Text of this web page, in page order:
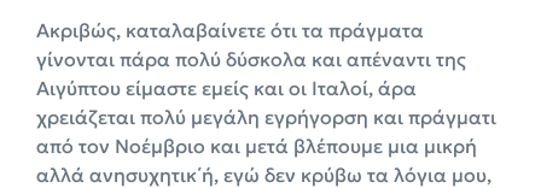
Ακριβώς, καταλαβαίνετε ότι τα πράγματα
γίνονται πάρα πολύ δύσκολα και απέναντι της
Αιγύπτου είμαστε εμείς και οι Ιταλοί, άρα
χρειάζεται πολύ μεγάλη εγρήγορση και πράγματι
από τον Νοέμβριο και μετά βλέπουμε μια μικρή
αλλά ανησυχητικ΄ή, εγώ δεν κρύβω τα λόγια μου,